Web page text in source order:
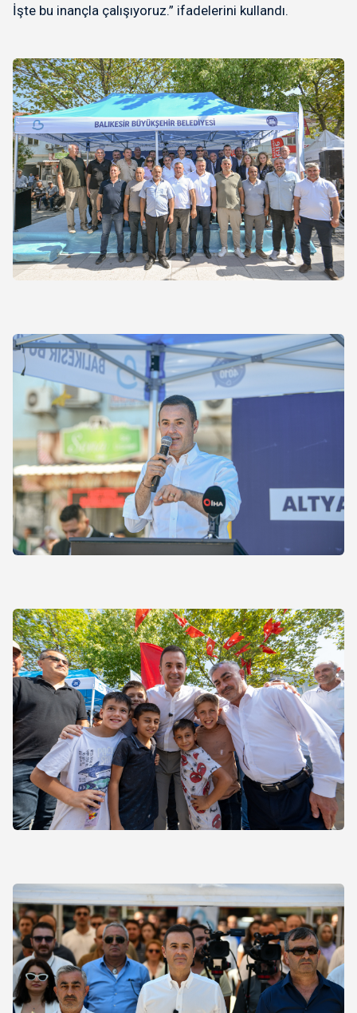
İşte bu inançla çalışıyoruz.” ifadelerini kullandı.